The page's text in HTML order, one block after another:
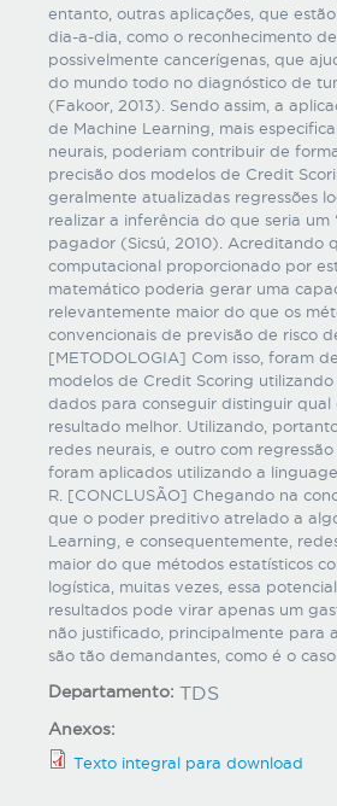
entanto, outras aplicações, que
dia-a-dia, como o reconhecimento
possivelmente cancerígenas, que
do mundo todo no diagnóstico de
(Fakoor, 2013). Sendo assim, a
de Machine Learning, mais
neurais, poderiam contribuir de
precisão dos modelos de Credit
geralmente atualizadas regressões
realizar a inferência do que seria um
pagador (Sicsú, 2010). Acreditando
computacional proporcionado por
matemático poderia gerar uma
relevantemente maior do que os
convencionais de previsão de risco
[METODOLOGIA] Com isso, foram
modelos de Credit Scoring
dados para conseguir distinguir qual
resultado melhor. Utilizando,
redes neurais, e outro com
foram aplicados utilizando a
R. [CONCLUSÃO] Chegando na
que o poder preditivo atrelado a
Learning, e consequentemente,
maior do que métodos estatísticos
logística, muitas vezes, essa
resultados pode virar apenas um
não justificado, principalmente para
são tão demandantes, como é o
Departamento: TDS
Anexos:
Texto integral para download